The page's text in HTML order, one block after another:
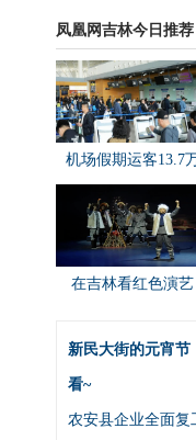
凤凰网吉林今日推荐
机场假期运客13.7
在吉林看红色演艺
新民大街的元宵
看~
农安县企业全面复